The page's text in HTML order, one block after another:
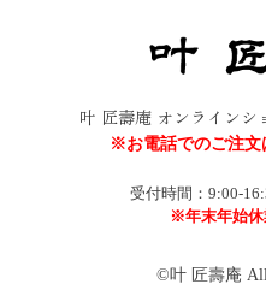
叶 匠壽庵 オンラインシ
※お電話でのご注
受付時間：9:00-
※年末年始休
©叶 匠壽庵 All